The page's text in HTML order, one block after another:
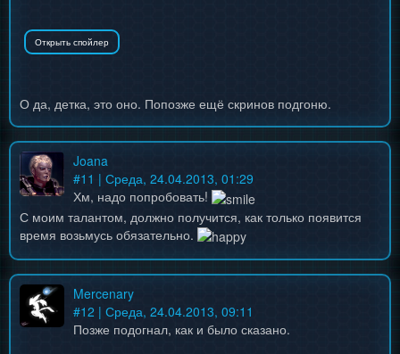
О да, детка, это оно. Попозже ещё скринов подгоню.
Joana
#11 | Среда, 24.04.2013, 01:29
Хм, надо попробовать!
С моим талантом, должно получится, как только появится
время возьмусь обязательно.
Mercenary
#12 | Среда, 24.04.2013, 09:11
Позже подогнал, как и было сказано.